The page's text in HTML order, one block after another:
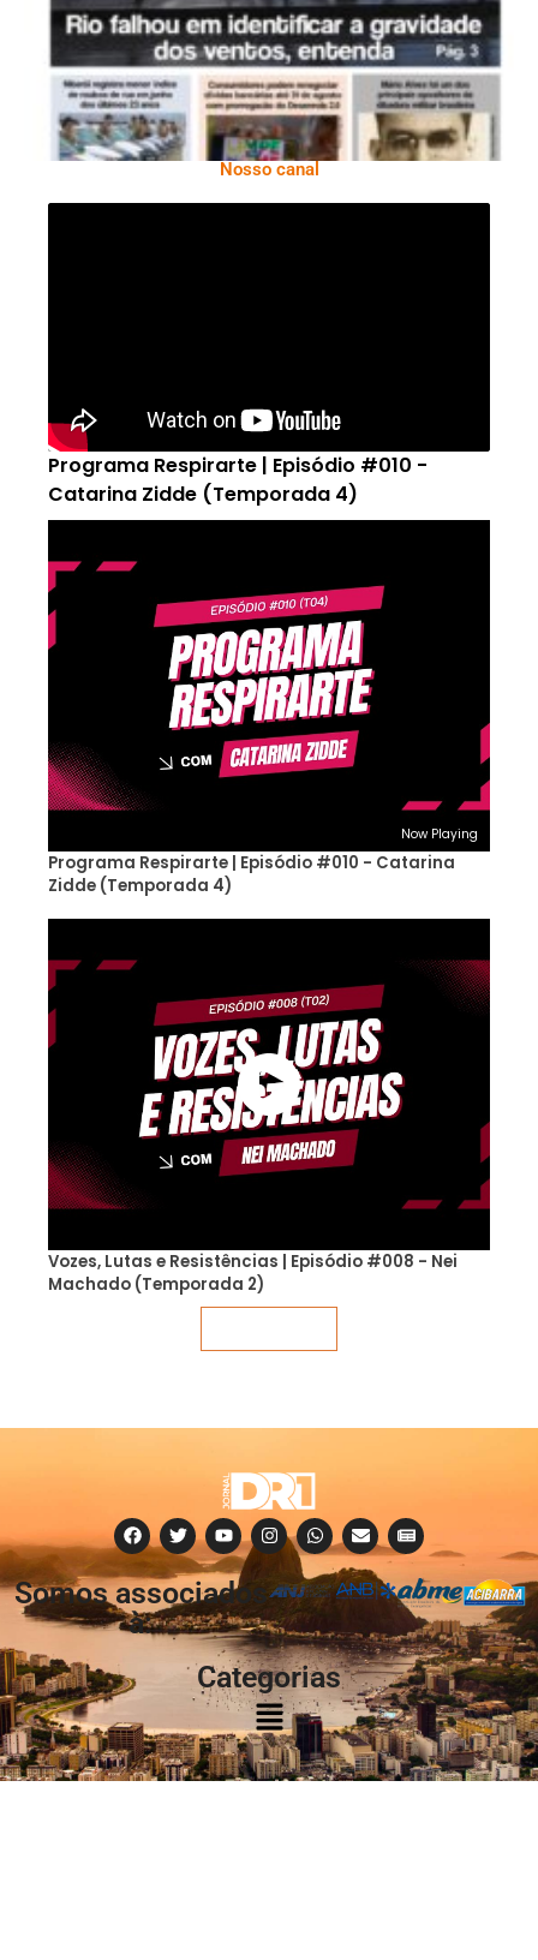
Nosso canal
Programa Respirarte | Episódio #010 -
Catarina Zidde (Temporada 4)
Now Playing
Programa Respirarte | Episódio #010 - Catarina
Zidde (Temporada 4)
Vozes, Lutas e Resistências | Episódio #008 - Nei
Machado (Temporada 2)
Somos associados
à:
Categorias